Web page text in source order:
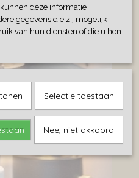
deze informatie
gegevens die zij mogelijk
van hun diensten of die u hen
Selectie toestaan
Nee, niet akkoord